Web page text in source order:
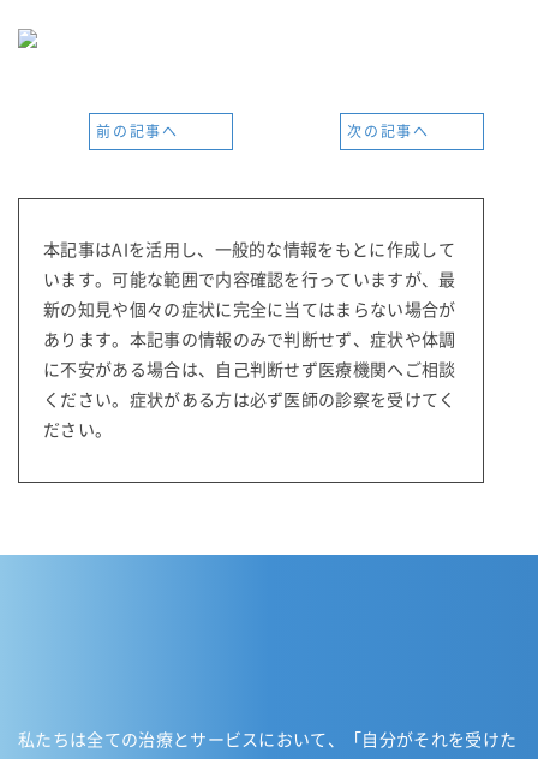
前の記事へ 次の記事へ
本記事はAIを活用し、一般的な情報をもとに作成して
います。可能な範囲で内容確認を行っていますが、最
新の知見や個々の症状に完全に当てはまらない場合が
あります。本記事の情報のみで判断せず、症状や体調
に不安がある場合は、自己判断せず医療機関へご相談
ください。症状がある方は必ず医師の診察を受けてく
ださい。
私たちは全ての治療とサービスにおいて、「自分がそれを受けた